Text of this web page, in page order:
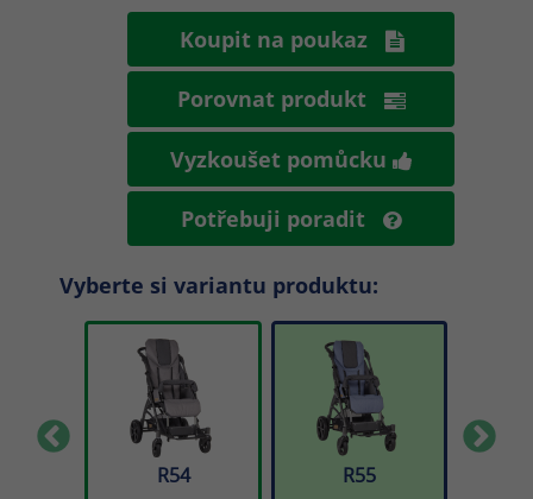
Koupit na poukaz
Porovnat produkt
Vyzkoušet pomůcku
Potřebuji poradit
Vyberte si variantu produktu:
R54
R55